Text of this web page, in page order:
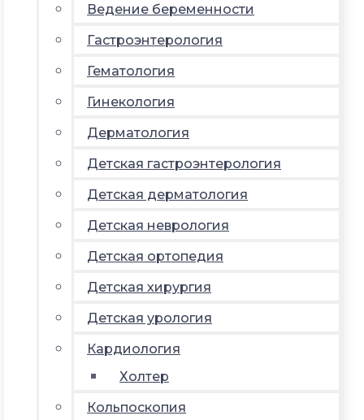
Ведение беременности
Гастроэнтерология
Гематология
Гинекология
Дерматология
Детская гастроэнтерология
Детская дерматология
Детская неврология
Детская ортопедия
Детская хирургия
Детская урология
Кардиология
Холтер
Кольпоскопия